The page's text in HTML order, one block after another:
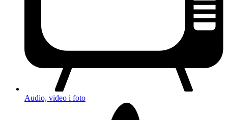
Audio, video i foto